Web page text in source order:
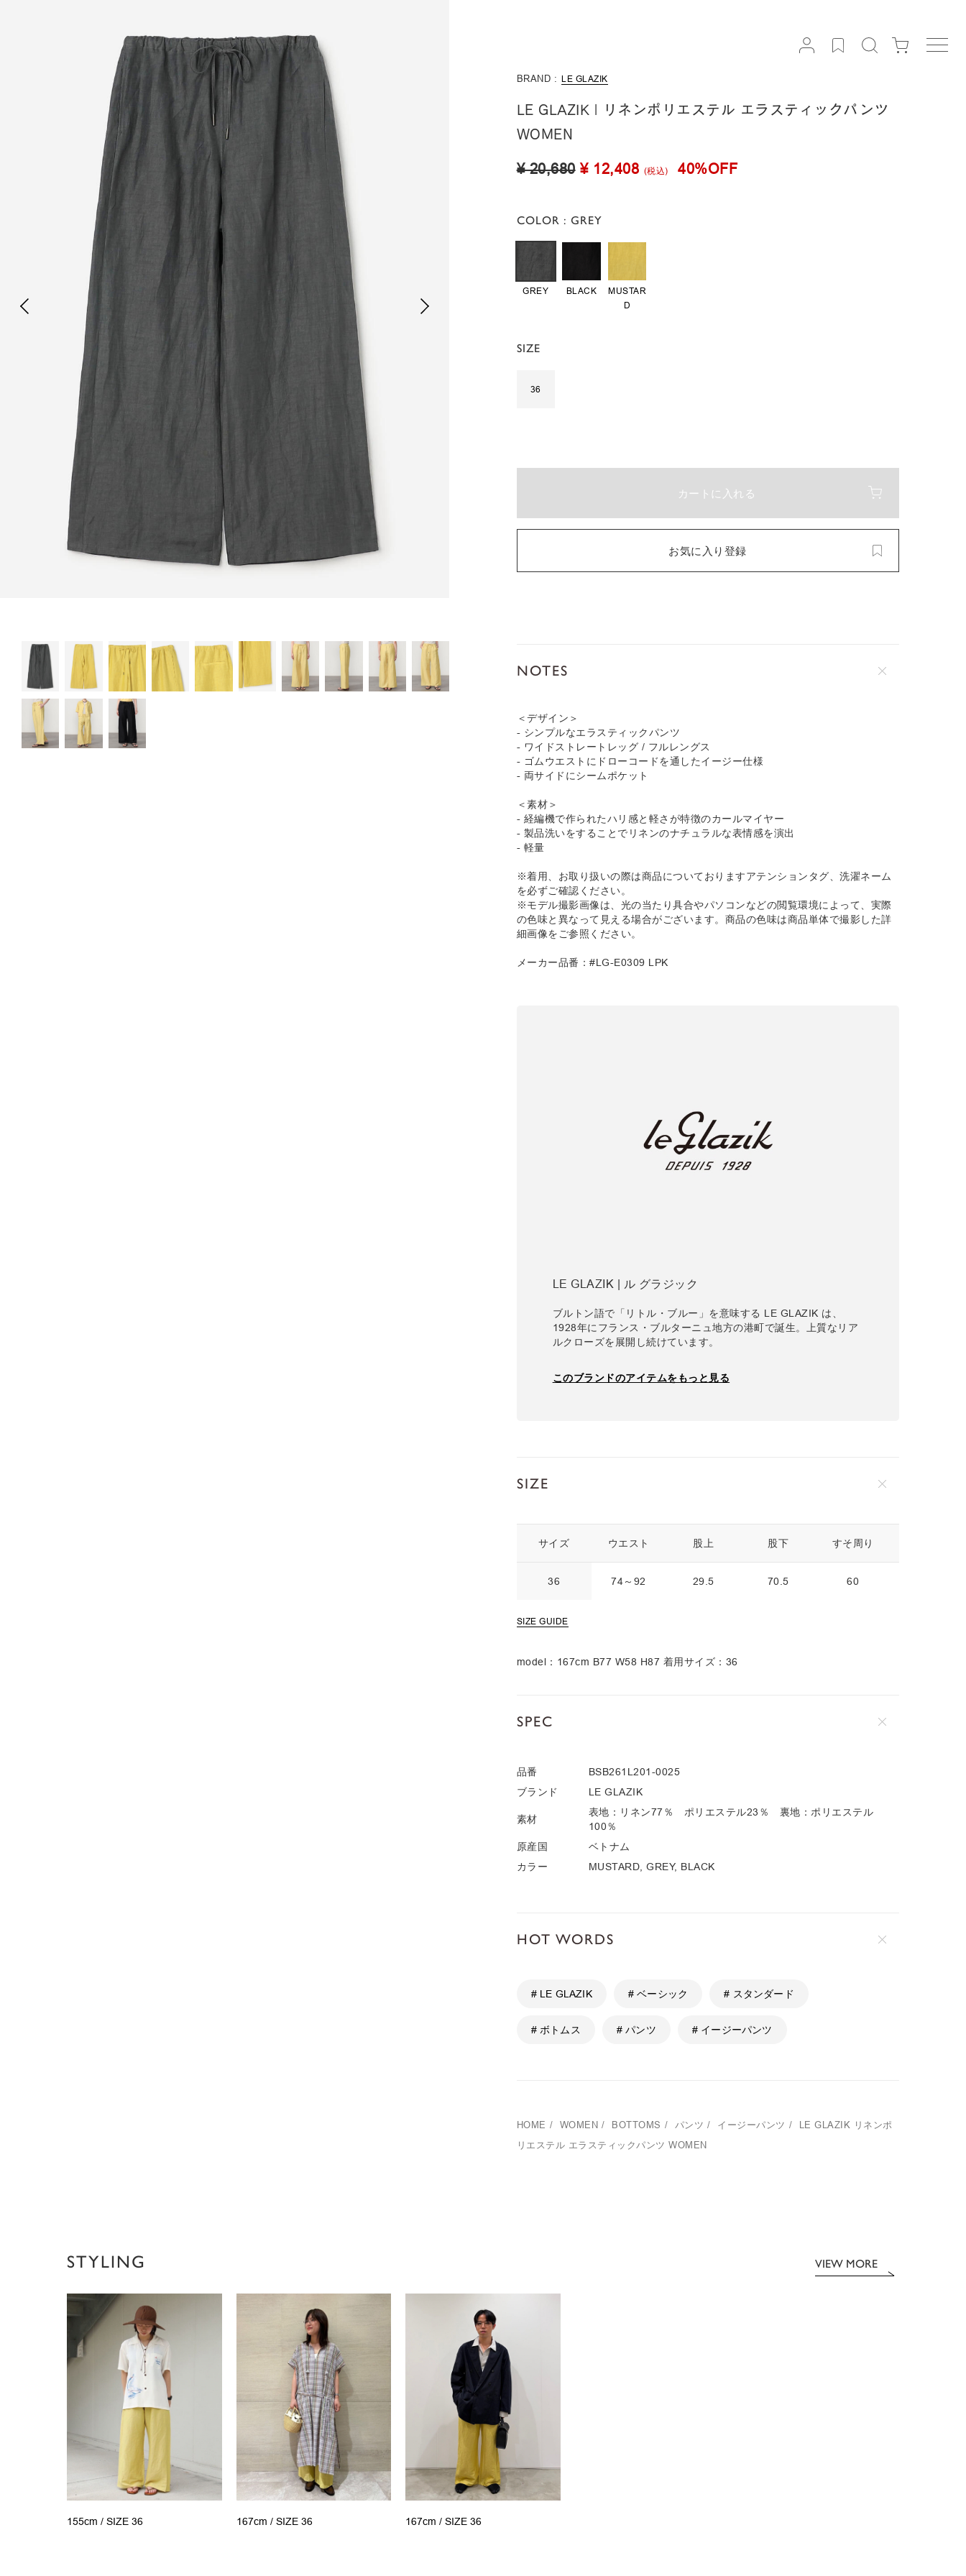
BRAND : LE GLAZIK
LE GLAZIK | リネンポリエステル エラスティックパンツ
WOMEN
¥ 20,680 ¥ 12,408 (税込) 40%OFF
COLOR : GREY
GREY BLACK
MUSTAR
D
SIZE
36
カートに入れる
お気に入り登録
NOTES
＜デザイン＞
- シンプルなエラスティックパンツ
- ワイドストレートレッグ / フルレングス
- ゴムウエストにドローコードを通したイージー仕様
- 両サイドにシームポケット
＜素材＞
- 経編機で作られたハリ感と軽さが特徴のカールマイヤー
- 製品洗いをすることでリネンのナチュラルな表情感を演出
- 軽量
※着用、お取り扱いの際は商品についておりますアテンションタグ、洗濯ネーム
を必ずご確認ください。
※モデル撮影画像は、光の当たり具合やパソコンなどの閲覧環境によって、実際
の色味と異なって見える場合がございます。商品の色味は商品単体で撮影した詳
細画像をご参照ください。
メーカー品番：#LG-E0309 LPK
LE GLAZIK | ル グラジック
ブルトン語で「リトル・ブルー」を意味する LE GLAZIK は、
1928年にフランス・ブルターニュ地方の港町で誕生。上質なリア
ルクローズを展開し続けています。
このブランドのアイテムをもっと見る
SIZE
サイズ
36
ウエスト 股上 股下 すそ周り
74～92 29.5 70.5 60
SIZE GUIDE
model：167cm B77 W58 H87 着用サイズ：36
SPEC
品番
BSB261L201-0025
ブランド
LE GLAZIK
素材
表地：リネン77％ ポリエステル23％ 裏地：ポリエステル
100％
原産国
ベトナム
カラー
MUSTARD, GREY, BLACK
HOT WORDS
# LE GLAZIK # ベーシック # スタンダード
# ボトムス # パンツ # イージーパンツ
HOME / WOMEN / BOTTOMS / パンツ / イージーパンツ / LE GLAZIK リネンポ
リエステル エラスティックパンツ WOMEN
STYLING VIEW MORE
155cm / SIZE 36 167cm / SIZE 36 167cm / SIZE 36